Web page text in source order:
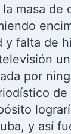
masa de
y falta de
por
de
y así